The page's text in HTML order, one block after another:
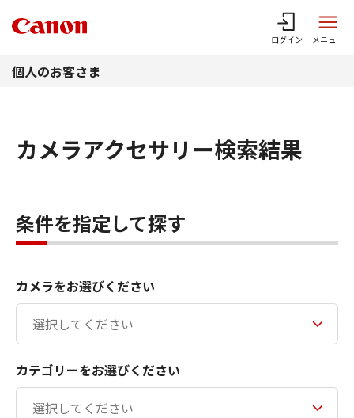
ログイン メニュー
個人のお客さま
カメラアクセサリー検索結果
条件を指定して探す
カメラをお選びください
カテゴリーをお選びください